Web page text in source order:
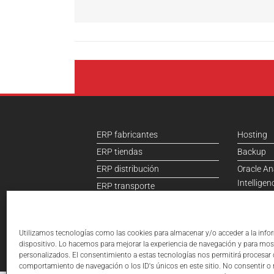
Utilizamos tecnologías como las cookies para almacenar y/o acceder a la
dispositivo. Lo hacemos para mejorar la experiencia de navegación y para
personalizados. El consentimiento a estas tecnologías nos permitirá procesar
comportamiento de navegación o los ID's únicos en este sitio. No consentir o
ERP fabricantes
ERP tiendas
ERP distribución
ERP transporte
Hosting
Backup
Oracle